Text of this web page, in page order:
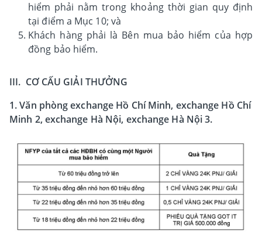
hiểm phải nằm trong khoảng thời gian quy định
tại điểm a Mục 10; và
Khách hàng phải là Bên mua bảo hiểm của hợp
đồng bảo hiểm.
III. CƠ CẤU GIẢI THƯỞNG
1. Văn phòng exchange Hồ Chí Minh, exchange Hồ Chí
Minh 2, exchange Hà Nội, exchange Hà Nội 3.